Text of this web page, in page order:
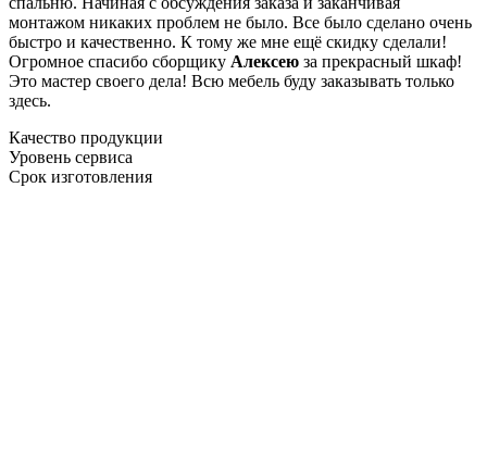
монтажом никаких проблем не было. Все было сделано очень
быстро и качественно. К тому же мне ещё скидку сделали!
Огромное спасибо сборщику Алексею за прекрасный шкаф!
Это мастер своего дела! Всю мебель буду заказывать только
здесь.
Качество продукции
Уровень сервиса
Срок изготовления